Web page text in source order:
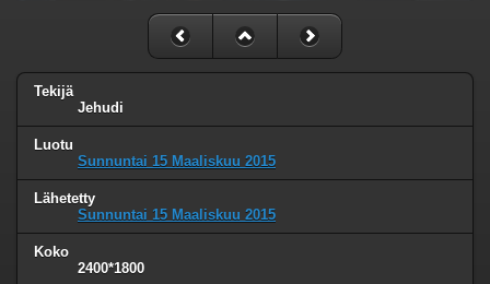
Tekijä
Jehudi
Luotu
Sunnuntai 15 Maaliskuu 2015
Lähetetty
Sunnuntai 15 Maaliskuu 2015
Koko
2400*1800